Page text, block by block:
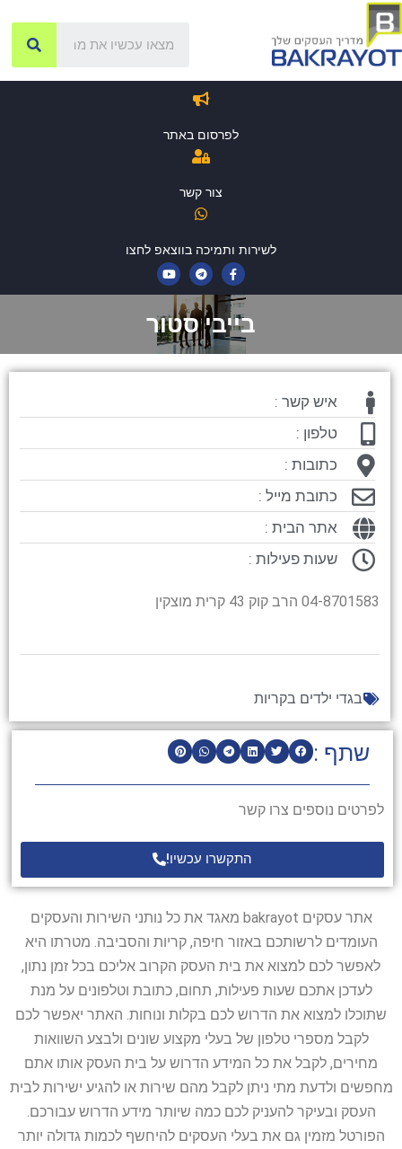
לפרסום באתר
צור קשר
לשירות ותמיכה בווצאפ לחצו
בייבי סטור
שתף :
לפרטים נוספים צרו קשר
התקשרו עכשיו!
איש קשר :
טלפון :
כתובות :
כתובת מייל :
אתר הבית :
שעות פעילות :
04-8701583 הרב קוק 43 קרית מוצקין
בגדי ילדים בקריות
אתר עסקים bakrayot מאגד את כל נותני השירות והעסקים
העומדים לרשותכם באזור חיפה, קריות והסביבה. מטרתו היא
לאפשר לכם למצוא את בית העסק הקרוב אליכם בכל זמן נתון,
לעדכן אתכם שעות פעילות, תחום, כתובת וטלפונים על מנת
שתוכלו למצוא את הדרוש לכם בקלות ונוחות. האתר יאפשר לכם
לקבל מספרי טלפון של בעלי מקצוע שונים ולבצע השוואות
מחירים, לקבל את כל המידע הדרוש על בית העסק אותו אתם
מחפשים ולדעת מתי ניתן לקבל מהם שירות או להגיע ישירות לבית
העסק ובעיקר להעניק לכם כמה שיותר מידע הדרוש עבורכם.
הפורטל מזמין גם את בעלי העסקים להיחשף לכמות גדולה יותר